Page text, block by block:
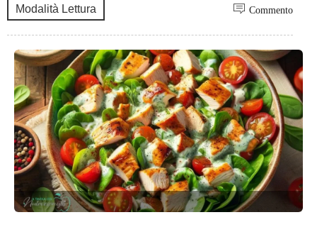
Modalità Lettura Commento